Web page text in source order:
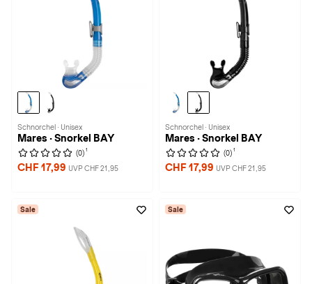
Schnorchel · Unisex
Mares · Snorkel BAY
(0) 1
CHF 17,99 UVP CHF 21,95
Schnorchel · Unisex
Mares · Snorkel BAY
(0) 1
CHF 17,99 UVP CHF 21,95
Sale Sale